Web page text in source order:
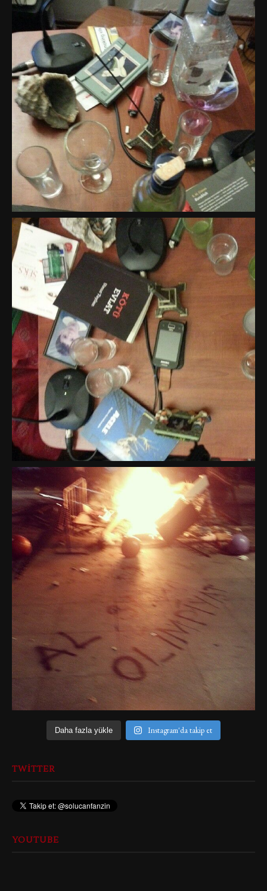
Daha fazla yükle Instagram'da takip et
TWITTER
YOUTUBE